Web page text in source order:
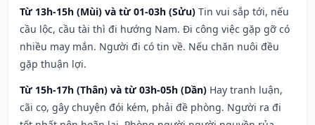
Từ 13h-15h (Mùi) và từ 01-03h (Sửu) Tin vui sắp tới, nếu
cầu lộc, cầu tài thì đi hướng Nam. Đi công việc gặp gỡ có
nhiều may mắn. Người đi có tin về. Nếu chăn nuôi đều
gặp thuận lợi.
Từ 15h-17h (Thân) và từ 03h-05h (Dần) Hay tranh luận,
cãi cọ, gây chuyện đói kém, phải đề phòng. Người ra đi